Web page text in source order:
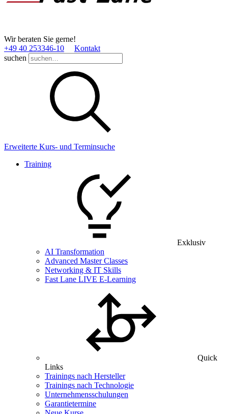
Wir beraten Sie gerne!
+49 40 253346­-10
Kontakt
suchen
Erweiterte Kurs- und Terminsuche
Training
Exklusiv
AI Transformation
Advanced Master Classes
Networking & IT Skills
Fast Lane LIVE E-Learning
Quick
Links
Trainings nach Hersteller
Trainings nach Technologie
Unternehmensschulungen
Garantietermine